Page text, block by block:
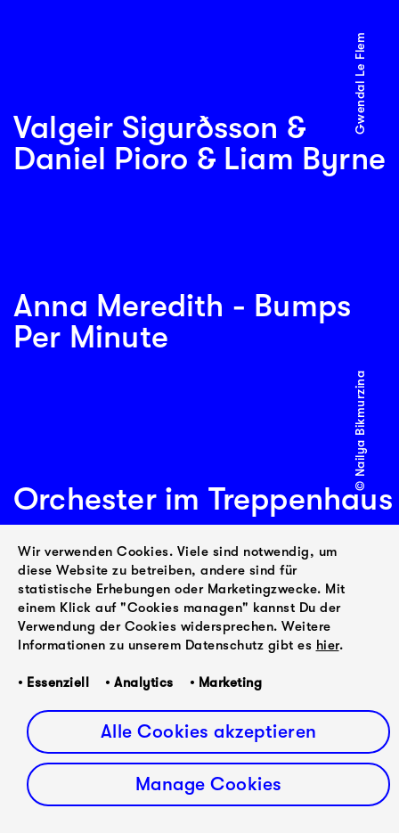
Valgeir Sigurðsson &
Daniel Pioro & Liam Byrne
Gwendal Le Flem
Anna Meredith - Bumps
Per Minute
Orchester im Treppenhaus
© Nailya Bikmurzina
Frohes Neues Jahr
© Drew Forsyth
Wir verwenden Cookies. Viele sind notwendig, um
diese Website zu betreiben, andere sind für
statistische Erhebungen oder Marketingzwecke. Mit
einem Klick auf "Cookies managen" kannst Du der
Verwendung der Cookies widersprechen. Weitere
Informationen zu unserem Datenschutz gibt es hier.
• Essenziell • Analytics • Marketing
Alle Cookies akzeptieren
Manage Cookies